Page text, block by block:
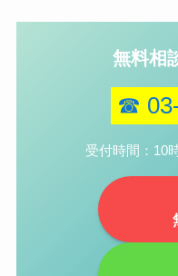
無料相
☎
受付時間：10